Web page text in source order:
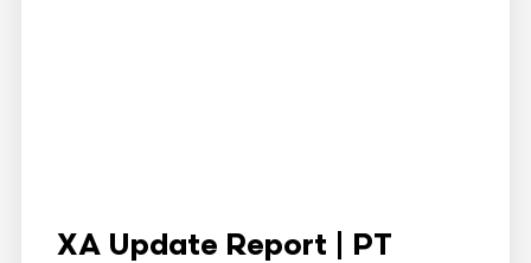
XA Update Report | PT